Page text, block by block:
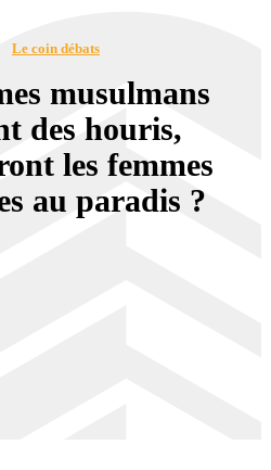
Le coin débats
musulmans
des houris,
les femmes
au paradis ?